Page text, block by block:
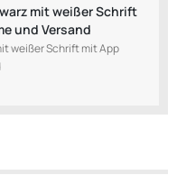
mit weißer Schrift
und Versand
weißer Schrift mit App